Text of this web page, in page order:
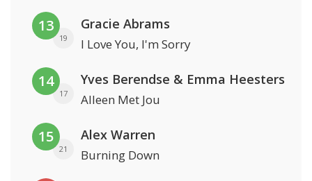
13
19
Gracie Abrams
I Love You, I'm Sorry
14
17
Yves Berendse & Emma Heesters
Alleen Met Jou
15
21
Alex Warren
Burning Down